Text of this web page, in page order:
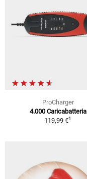
ProCharger
4.000 Caricabatteria
119,99 €1